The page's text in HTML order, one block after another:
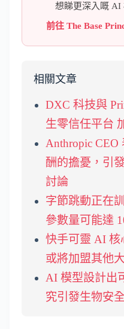
想睇更深入嘅 AI
前往 The Base
相關文章
DXC 科技與
生零信任平台
Anthropic
酬的擔憂，引
討論
字節跳動正在
參數量可能達
快手可靈 AI 核
或將加盟其他
AI 模型設計出
究引發生物安